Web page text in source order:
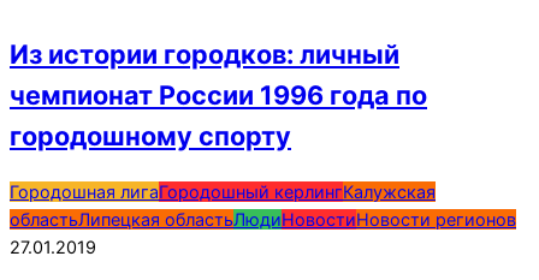
Из истории городков: личный
чемпионат России 1996 года по
городошному спорту
2019-
01-
27
Городошная лигаГородошный керлингКалужская
областьЛипецкая областьЛюдиНовостиНовости регионов
27.01.2019